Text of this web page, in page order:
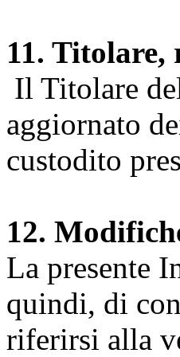
11. Titolare,
Il Titolare
aggiornato
custodito
12.
La presente
quindi, di
riferirsi alla